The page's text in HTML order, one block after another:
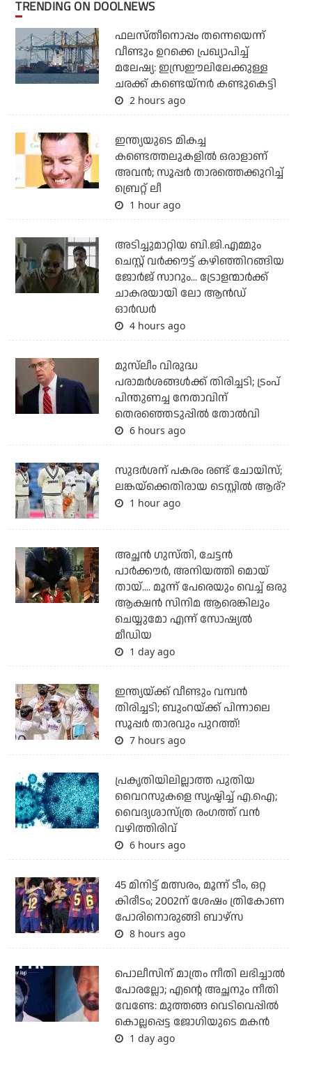
TRENDING ON DOOLNEWS
ഫലസ്തീനൊപ്പം തന്നെയെന്ന്
വീണ്ടും ഉറക്കെ പ്രഖ്യാപിച്ച്
മലേഷ്യ: ഇസ്രഈലിലേക്കുള്ള
ചരക്ക് കണ്ടെയ്‌നര്‍ കണ്ടുകെട്ടി
2 hours ago
ഇന്ത്യയുടെ മികച്ച
കണ്ടെത്തലുകളില്‍ ഒരാളാണ്
അവന്‍; സൂപ്പര്‍ താരത്തെക്കുറിച്ച്
ബ്രെറ്റ് ലീ
1 hour ago
അടിച്ചുമാറ്റിയ ബി.ജി.എമ്മും
ചെസ്റ്റ് വര്‍ക്കൗട്ട് കഴിഞ്ഞിറങ്ങിയ
ജോര്‍ജ് സാറും... ട്രോളന്മാര്‍ക്ക്
ചാകരയായി ലോ ആന്‍ഡ്
ഓര്‍ഡര്‍
4 hours ago
മുസ്‌ലീം വിരുദ്ധ
പരാമര്‍ശങ്ങള്‍ക്ക് തിരിച്ചടി; ട്രംപ്
പിന്തുണച്ച നേതാവിന്
തെരഞ്ഞെടുപ്പില്‍ തോല്‍വി
6 hours ago
സുദര്‍ശന് പകരം രണ്ട് ചോയിസ്;
ലങ്കയ്‌ക്കെതിരായ ടെസ്റ്റില്‍ ആര്?
1 hour ago
അച്ഛന്‍ ഗുസ്തി, ചേട്ടന്‍
പാര്‍ക്കൗര്‍, അനിയത്തി മൊയ്
തായ്.... മൂന്ന് പേരെയും വെച്ച് ഒരു
ആക്ഷന്‍ സിനിമ ആരെങ്കിലും
ചെയ്യുമോ എന്ന് സോഷ്യല്‍
മീഡിയ
1 day ago
ഇന്ത്യയ്ക്ക് വീണ്ടും വമ്പന്‍
തിരിച്ചടി; ബുംറയ്ക്ക് പിന്നാലെ
സൂപ്പര്‍ താരവും പുറത്ത്!
7 hours ago
പ്രകൃതിയിലില്ലാത്ത പുതിയ
വൈറസുകളെ സൃഷ്ടിച്ച് എ.ഐ;
വൈദ്യശാസ്ത്ര രംഗത്ത് വന്‍
വഴിത്തിരിവ്
6 hours ago
45 മിനിട്ട് മത്സരം, മൂന്ന് ടീം, ഒറ്റ
കിരീടം; 2002ന് ശേഷം ത്രികോണ
പോരിനൊരുങ്ങി ബാഴ്‌സ
8 hours ago
പൊലീസിന് മാത്രം നീതി ലഭിച്ചാല്‍
പോരല്ലോ; എന്റെ അച്ഛനും നീതി
വേണ്ടേ: മുത്തങ്ങ വെടിവെപ്പില്‍
കൊല്ലപ്പെട്ട ജോഗിയുടെ മകന്‍
1 day ago